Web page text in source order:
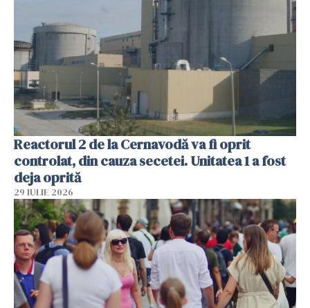
Reactorul 2 de la Cernavodă va fi oprit
controlat, din cauza secetei. Unitatea 1 a fost
deja oprită
29 IULIE 2026